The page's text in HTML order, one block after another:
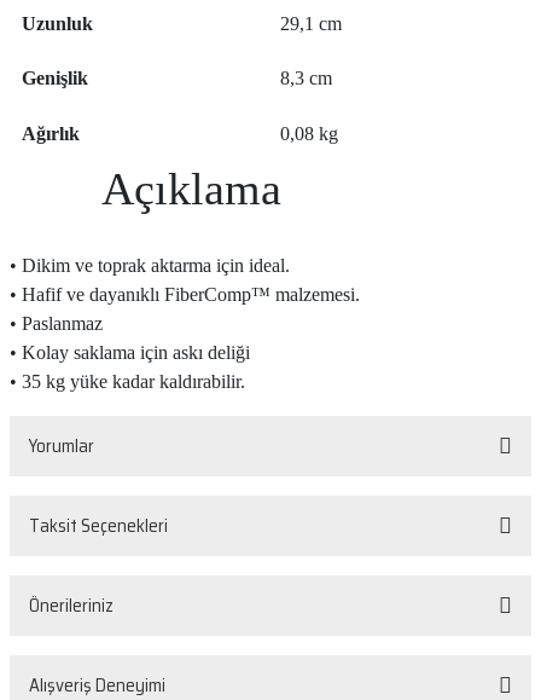
Uzunluk 29,1 cm
Genişlik 8,3 cm
Ağırlık 0,08 kg
Açıklama
• Dikim ve toprak aktarma için ideal.
• Hafif ve dayanıklı FiberComp™ malzemesi.
• Paslanmaz
• Kolay saklama için askı deliği
• 35 kg yüke kadar kaldırabilir.
Yorumlar
Taksit Seçenekleri
Önerileriniz
Bu ürünün fiyat bilgisi, resim, ürün açıklamalarında ve diğer konularda
Alışveriş Deneyimi